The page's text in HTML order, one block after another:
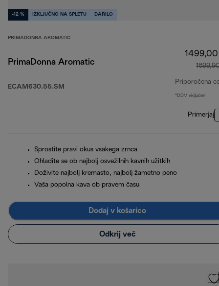
-12 % IZKLJUČNO NA SPLETU DARILO
PRIMADONNA AROMATIC
PrimaDonna Aromatic
ECAM630.55.SM
Priporočena
*DDV vključen
Primerjaj
Sprostite pravi okus vsakega zrnca
Ohladite se ob najbolj osvežilnih kavnih užitkih
Doživite najbolj kremasto, najbolj žametno peno
Vaša popolna kava ob pravem času
Dodaj v košarico
Odkrij več